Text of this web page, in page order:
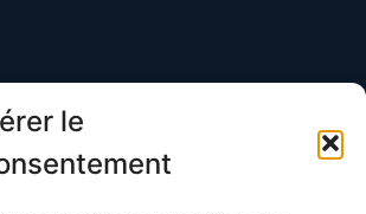
le